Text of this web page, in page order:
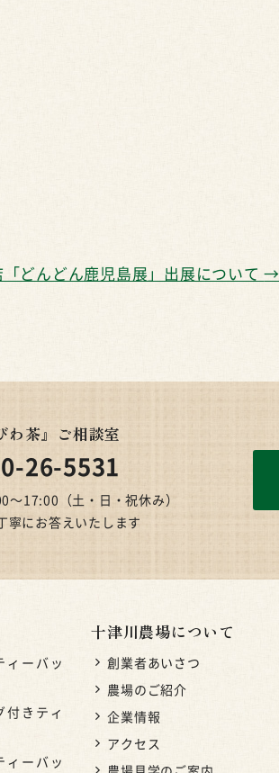
どんどん鹿児島展」出展について→
わ茶』ご相談室
26-5531
〜17:00（土・日・祝休み）
寧にお答えいたします
ィーバッ
付きティ
ィーバッ
十津川農場について
創業者あいさつ
農場のご紹介
企業情報
アクセス